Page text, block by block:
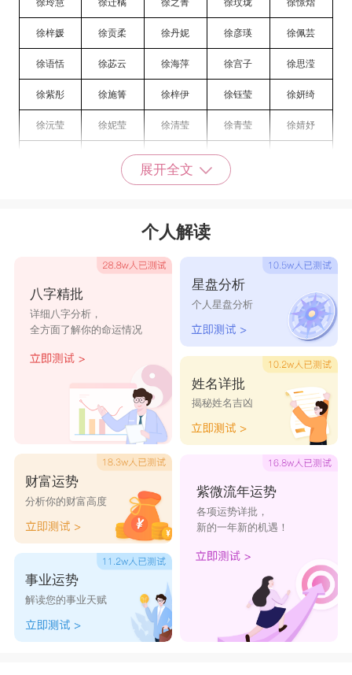
徐玲慧 徐迁橘 徐之菁 徐玟珑 徐憬熠
徐梓媛 徐贡柔 徐丹妮 徐彦瑛 徐佩芸
徐语恬 徐苾云 徐海萍 徐宫子 徐思滢
徐紫彤 徐施箐 徐梓伊 徐钰莹 徐妍绮
徐沅莹 徐妮莹 徐清莹 徐青莹 徐婧妤
徐沁莹 徐熙怡 徐洁琳
徐杨颖
徐琴歌
展开全文
个人解读
八字精批
详细八字分析，
全方面了解你的命运情况
财富运势
分析你的财富高度
事业运势
解读您的事业天赋
星盘分析
个人星盘分析
姓名详批
揭秘姓名吉凶
紫微流年运势
各项运势详批，
新的一年新的机遇！